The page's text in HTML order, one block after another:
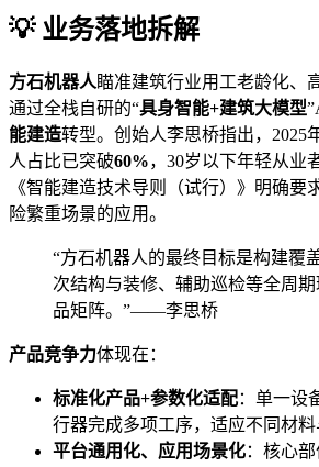
💡 业务落地拆解
方石机器人瞄准建筑行业用工老龄化、
通过全栈自研的“具身智能+建筑大模型
能建造转型。创始人李思桥指出，2025
人占比已突破60%，30岁以下年轻从业
《智能建造技术导则（试行）》明确要
险繁重场景的应用。
“方石机器人的最终目标是构建覆
次结构与装修、辅助巡检等全周
品矩阵。”——李思桥
产品竞争力体现在：
标准化产品+参数化适配：单一设
行器完成多项工序，适应不同材料
平台通用化、应用场景化：核心